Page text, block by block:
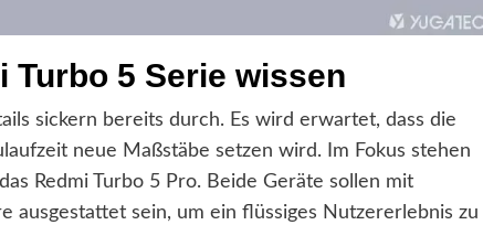
Turbo 5 Serie wissen
sickern bereits durch. Es wird erwartet, dass die
neue Maßstäbe setzen wird. Im Fokus stehen
Redmi Turbo 5 Pro. Beide Geräte sollen mit
ausgestattet sein, um ein flüssiges Nutzererlebnis zu